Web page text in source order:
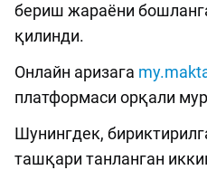
бериш жараёни
қилинди.
Онлайн аризага
платформаси орқали
Шунингдек,
ташқари танланган